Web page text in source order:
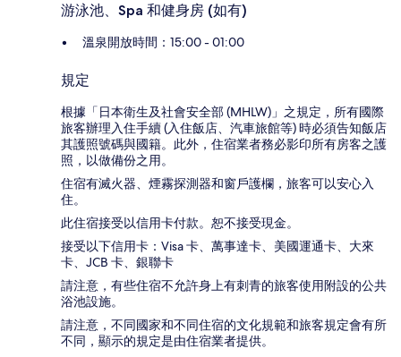
游泳池、Spa 和健身房 (如有)
溫泉開放時間：15:00 - 01:00
規定
根據「日本衛生及社會安全部 (MHLW)」之規定，所有國際
旅客辦理入住手續 (入住飯店、汽車旅館等) 時必須告知飯店
其護照號碼與國籍。此外，住宿業者務必影印所有房客之護
照，以做備份之用。
住宿有滅火器、煙霧探測器和窗戶護欄，旅客可以安心入
住。
此住宿接受以信用卡付款。恕不接受現金。
接受以下信用卡：Visa 卡、萬事達卡、美國運通卡、大來
卡、JCB 卡、銀聯卡
請注意，有些住宿不允許身上有刺青的旅客使用附設的公共
浴池設施。
請注意，不同國家和不同住宿的文化規範和旅客規定會有所
不同，顯示的規定是由住宿業者提供。